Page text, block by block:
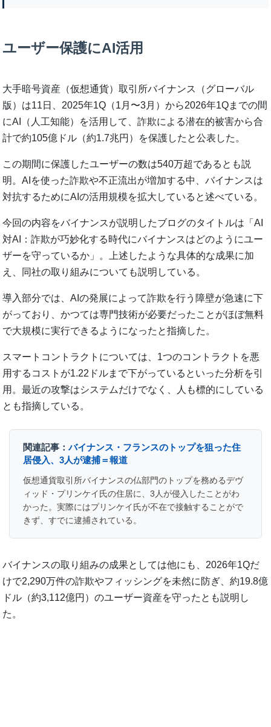
ユーザー保護にAI活用
大手暗号資産（仮想通貨）取引所バイナンス（グローバル
版）は11日、2025年1Q（1月〜3月）から2026年1Qまでの間
にAI（人工知能）を活用して、詐欺による潜在的被害から合
計で約105億ドル（約1.7兆円）を保護したと公表した。
この期間に保護したユーザーの数は540万超であるとも説
明。AIを使った詐欺や不正流出が増加する中、バイナンスは
対抗するためにAIの活用規模を拡大していると述べている。
今回の内容をバイナンスが説明したブログのタイトルは「AI
対AI：詐欺が巧妙化する時代にバイナンスはどのようにユー
ザーを守っているか」。上述したような具体的な成果に加
え、同社の取り組みについても説明している。
導入部分では、AIの発展によって詐欺を行う障壁が急速に下
がっており、かつては専門技術が必要だったことがほぼ無料
で大規模に実行できるようになったと指摘した。
スマートコントラクトについては、1つのコントラクトを悪
用するコストが1.22ドルまで下がっているといった分析を引
用。最近の攻撃はシステムだけでなく、人も標的にしている
とも指摘している。
関連記事：バイナンス・フランスのトップを狙った住
居侵入、3人が逮捕＝報道
仮想通貨取引所バイナンスの仏部門のトップを務めるデヴ
ィッド・プリンケイ氏の住居に、3人が侵入したことがわ
かった。実際にはプリンケイ氏が不在で接触することがで
きず、すでに逮捕されている。
バイナンスの取り組みの成果としては他にも、2026年1Qだ
けで2,290万件の詐欺やフィッシングを未然に防ぎ、約19.8億
ドル（約3,112億円）のユーザー資産を守ったとも説明し
た。